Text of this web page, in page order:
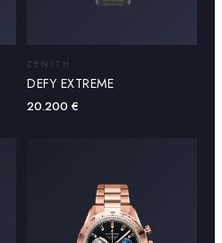
ZENITH
DEFY EXTREME
20.200 €